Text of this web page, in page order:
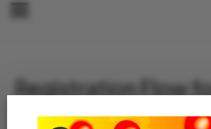
Registration Flow
Courses